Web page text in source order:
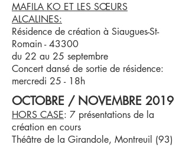
MAFILA KO ET LES SŒURS
ALCALINES:
Résidence de création à Siaugues-St-
Romain - 43300
du 22 au 25 septembre
Concert dansé de sortie de résidence:
mercredi 25 - 18h
OCTOBRE / NOVEMBRE 2019
HORS CASE: 7 présentations de la
création en cours
Théâtre de la Girandole, Montreuil (93)